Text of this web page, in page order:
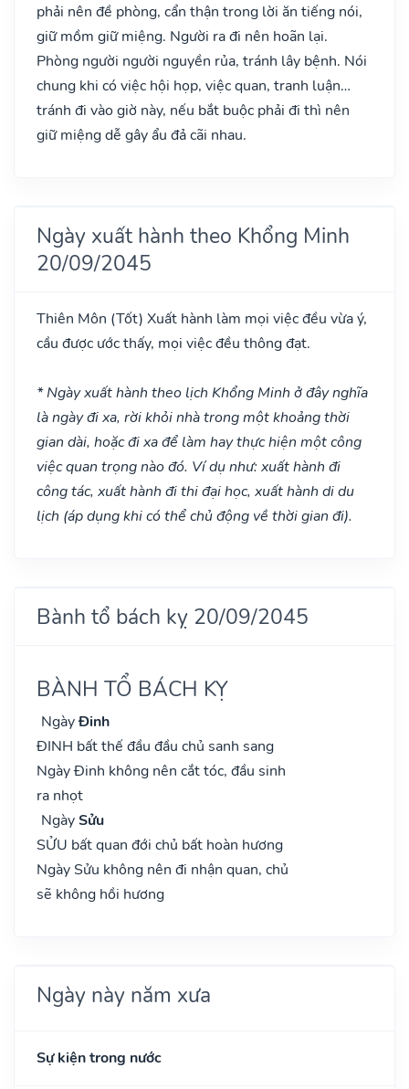
phải nên đề phòng, cẩn thận trong lời ăn tiếng nói,
giữ mồm giữ miệng. Người ra đi nên hoãn lại.
Phòng người người nguyền rủa, tránh lây bệnh. Nói
chung khi có việc hội họp, việc quan, tranh luận…
tránh đi vào giờ này, nếu bắt buộc phải đi thì nên
giữ miệng dễ gây ẩu đả cãi nhau.
Ngày xuất hành theo Khổng Minh
20/09/2045
Thiên Môn (Tốt) Xuất hành làm mọi việc đều vừa ý,
cầu được ước thấy, mọi việc đều thông đạt.
* Ngày xuất hành theo lịch Khổng Minh ở đây nghĩa
là ngày đi xa, rời khỏi nhà trong một khoảng thời
gian dài, hoặc đi xa để làm hay thực hiện một công
việc quan trọng nào đó. Ví dụ như: xuất hành đi
công tác, xuất hành đi thi đại học, xuất hành di du
lịch (áp dụng khi có thể chủ động về thời gian đi).
Bành tổ bách kỵ 20/09/2045
BÀNH TỔ BÁCH KỴ
NgàyĐinh
ĐINH bất thế đầu đầu chủ sanh sang
Ngày Đinh không nên cắt tóc, đầu sinh
ra nhọt
NgàySửu
SỬU bất quan đới chủ bất hoàn hương
Ngày Sửu không nên đi nhận quan, chủ
sẽ không hồi hương
Ngày này năm xưa
Sự kiện trong nước